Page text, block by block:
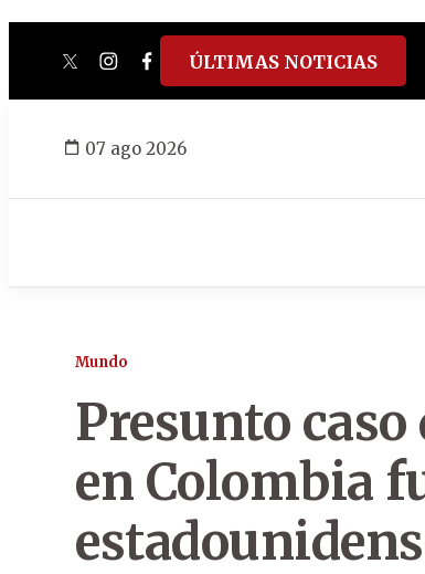
twitterinstagram
facebook
tiktokyoutube
spotify
ÚLTIMAS NOTICIAS
07 ago 2026
Mundo
Presunto
en Colombia